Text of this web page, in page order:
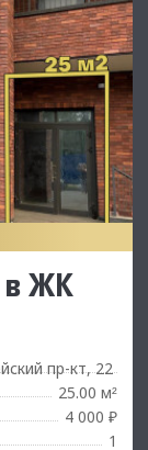
в ЖК
пр-кт, 22
25.00 м²
4 000 ₽
1